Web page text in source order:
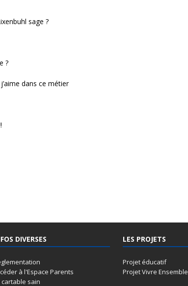
sage ?
?
dans ce métier
DIVERSES
à l'Espace Parents
cartable sain
LES PROJETS
Projet éducatif
Projet Vivre Ensemble